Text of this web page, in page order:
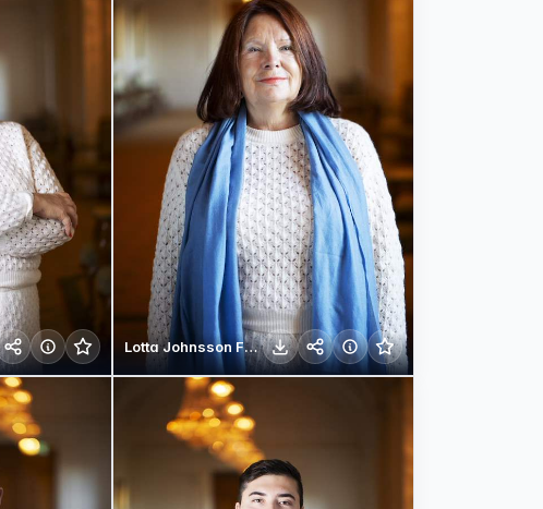
Lotta Johnsson Fornarve